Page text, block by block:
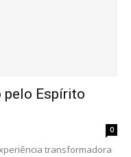
pelo Espírito
0
transformadora